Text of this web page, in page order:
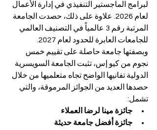
لبرامج الماجستير التنفيذي في إدارة الأعمال
لعام 2026. علاوة على ذلك، حصدت الجامعة
المرتبة رقم 3 عالمياً في التصنيف العالمي
للجامعات العابرة للحدود لعام 2027.
وبصفتها جامعة حاصلة على تقييم خمس
نجوم من كيو إس، تثبت الجامعة السويسرية
الدولية تفانيها الواضح تجاه متعلميها من خلال
حصدها العديد من الجوائز المرموقة، والتي
تشمل:
جائزة مينا لرضا العملاء
جائزة أفضل جامعة حديثة